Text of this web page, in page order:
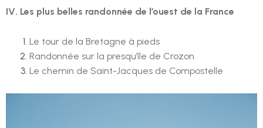
IV. Les plus belles randonnée de l’ouest de la France
Le tour de la Bretagne à pieds
Randonnée sur la presqu’île de Crozon
Le chemin de Saint-Jacques de Compostelle